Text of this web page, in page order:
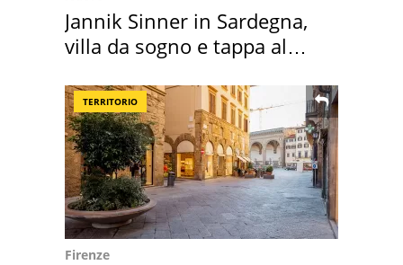
Jannik Sinner in Sardegna,
villa da sogno e tappa al
TERRITORIO
Firenze